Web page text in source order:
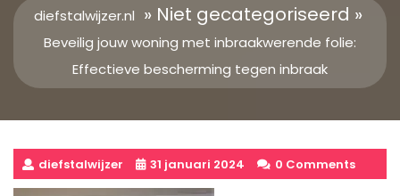
diefstalwijzer.nl » Niet gecategoriseerd »
Beveilig jouw woning met inbraakwerende folie:
Effectieve bescherming tegen inbraak
diefstalwijzer 31 januari 2024 0 Comments